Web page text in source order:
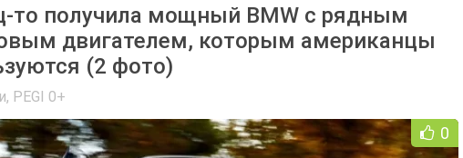
то получила мощный BMW с рядным
двигателем, которым американцы
(2 фото)
, PEGI 0+
0